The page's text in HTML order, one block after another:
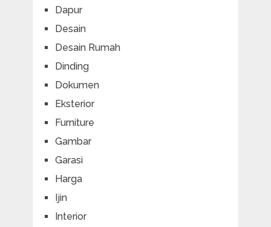
Dapur
Desain
Desain Rumah
Dinding
Dokumen
Eksterior
Furniture
Gambar
Garasi
Harga
Ijin
Interior